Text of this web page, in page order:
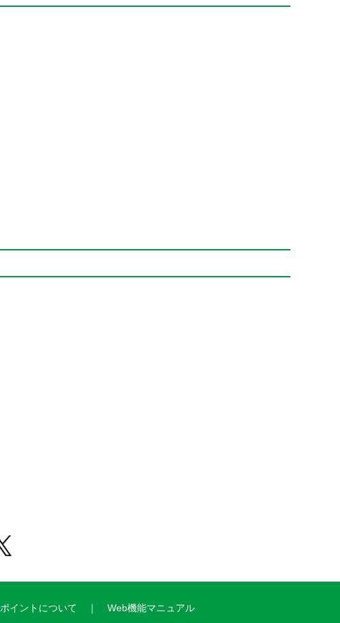
ポイントについて Web機能マニュアル